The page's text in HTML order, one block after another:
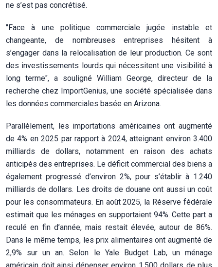
ne s’est pas concrétisé.
"Face à une politique commerciale jugée instable et
changeante, de nombreuses entreprises hésitent à
s’engager dans la relocalisation de leur production. Ce sont
des investissements lourds qui nécessitent une visibilité à
long terme", a souligné William George, directeur de la
recherche chez ImportGenius, une société spécialisée dans
les données commerciales basée en Arizona.
Parallèlement, les importations américaines ont augmenté
de 4% en 2025 par rapport à 2024, atteignant environ 3.400
milliards de dollars, notamment en raison des achats
anticipés des entreprises. Le déficit commercial des biens a
également progressé d’environ 2%, pour s’établir à 1.240
milliards de dollars. Les droits de douane ont aussi un coût
pour les consommateurs. En août 2025, la Réserve fédérale
estimait que les ménages en supportaient 94%. Cette part a
reculé en fin d’année, mais restait élevée, autour de 86%.
Dans le même temps, les prix alimentaires ont augmenté de
2,9% sur un an. Selon le Yale Budget Lab, un ménage